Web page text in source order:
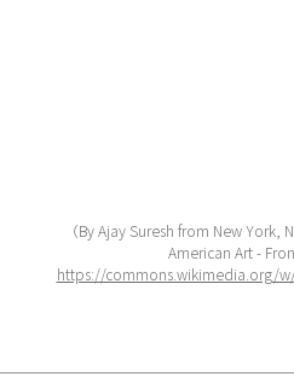
（By Ajay Suresh from New York,
American Art -
https://commons.wikimedia.org/